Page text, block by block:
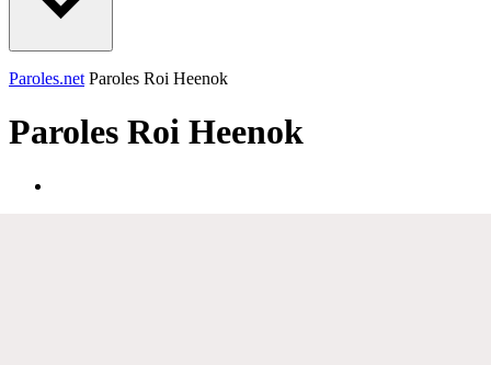
Paroles.net Paroles Roi Heenok
Paroles Roi Heenok